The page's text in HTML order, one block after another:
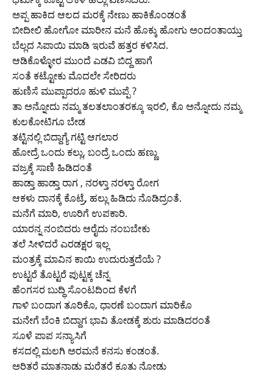
ಅಪ್ಪ ಹಾಕಿದ ಆಲದ ಮರಕ್ಕೆ ನೇಣು ಹಾಕಿಕೊಂಡಂತೆ
ಬೀದೀಲಿ ಹೋಗೋ ಮಾರೀನ ಮನೆ ಹೊಕ್ಕು ಹೋಗು ಅಂದಂತಾಯ್ತು
ಬೆಲ್ಲದ ಸಿಪಾಯಿ ಮಾಡಿ ಇರುವೆ ಹತ್ತರ ಕಳಿಸಿದ.
ಆಡಿಕೊಳ್ಳೋರ ಮುಂದೆ ಎಡವಿ ಬಿದ್ದ ಹಾಗೆ
ಸಂತೆ ಕಟ್ಟೋಕು ಮೊದಲೇ ಸೇರಿದರು
ಹುಣಿಸೆ ಮುಪ್ಪಾದರೂ ಹುಳಿ ಮುಪ್ಪೆ ?
ತಾ ಅನ್ನೋದು ನಮ್ಮ ತಲತಲಾಂತರಕ್ಕೂ ಇರಲಿ, ಕೊ ಅನ್ನೋದು ನಮ್ಮ
ಕುಲಕೋಟಿಗೂ ಬೇಡ
ತಟ್ಟಿನಲ್ಲಿ ಬಿದ್ದಾಗ್ಯೆ ಗಟ್ಟಿ ಆಗಲಾರ
ಹೋದ್ರೆ ಒಂದು ಕಲ್ಲು, ಬಂದ್ರೆ ಒಂದು ಹಣ್ಣು
ವಜ್ರಕ್ಕೆ ಸಾಣಿ ಹಿಡಿದಂತೆ
ಹಾಡ್ತಾ ಹಾಡ್ತಾ ರಾಗ , ನರಳ್ತಾ ನರಳ್ತಾ ರೋಗ
ಆಕಳು ದಾನಕ್ಕೆ ಕೊಟ್ರೆ, ಹಲ್ಲು ಹಿಡಿದು ನೊಡಿದ್ರಂತೆ.
ಮನೆಗೆ ಮಾರಿ, ಊರಿಗೆ ಉಪಕಾರಿ.
ಯಾರನ್ನ ನಂಬಿದರು ಆರೈದು ನಂಬಬೇಕು
ತಲೆ ಸೀಳಿದರೆ ಎರಡಕ್ಷರ ಇಲ್ಲ
ಮಂತ್ರಕ್ಕೆ ಮಾವಿನ ಕಾಯಿ ಉದುರುತ್ತದೆಯೆ ?
ಉಟ್ಟರೆ ತೊಟ್ಟರೆ ಪುಟ್ಟಕ್ಕ ಚೆನ್ನ
ಹೆಂಗಸರ ಬುದ್ಧಿ ಸೊಂಟದಿಂದ ಕೆಳಗೆ
ಗಾಳಿ ಬಂದಾಗ ತೂರಿಕೊ, ಧಾರಣೆ ಬಂದಾಗ ಮಾರಿಕೊ
ಮನೇಗೆ ಬೆಂಕಿ ಬಿದ್ದಾಗ ಭಾವಿ ತೋಡಕ್ಕೆ ಶುರು ಮಾಡಿದರಂತೆ
ಸೂಳೆ ಪಾಪ ಸನ್ಯಾಸಿಗೆ
ಕಸದಲ್ಲಿ ಮಲಗಿ ಅರಮನೆ ಕನಸು ಕಂಡಂತೆ.
ಅರಿತರೆ ಮಾತನಾಡು ಮರೆತರೆ ಕೂತು ನೋಡು